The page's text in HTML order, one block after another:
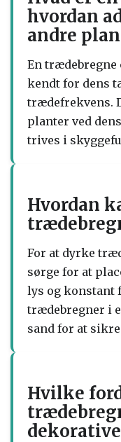
hvordan
andre
En trædebregne
kendt for dens
trædefrekvens.
planter ved
trives i
Hvordan
For at dyrke
sørge for at
lys og konstant
trædebregner i
sand for at
Hvilke